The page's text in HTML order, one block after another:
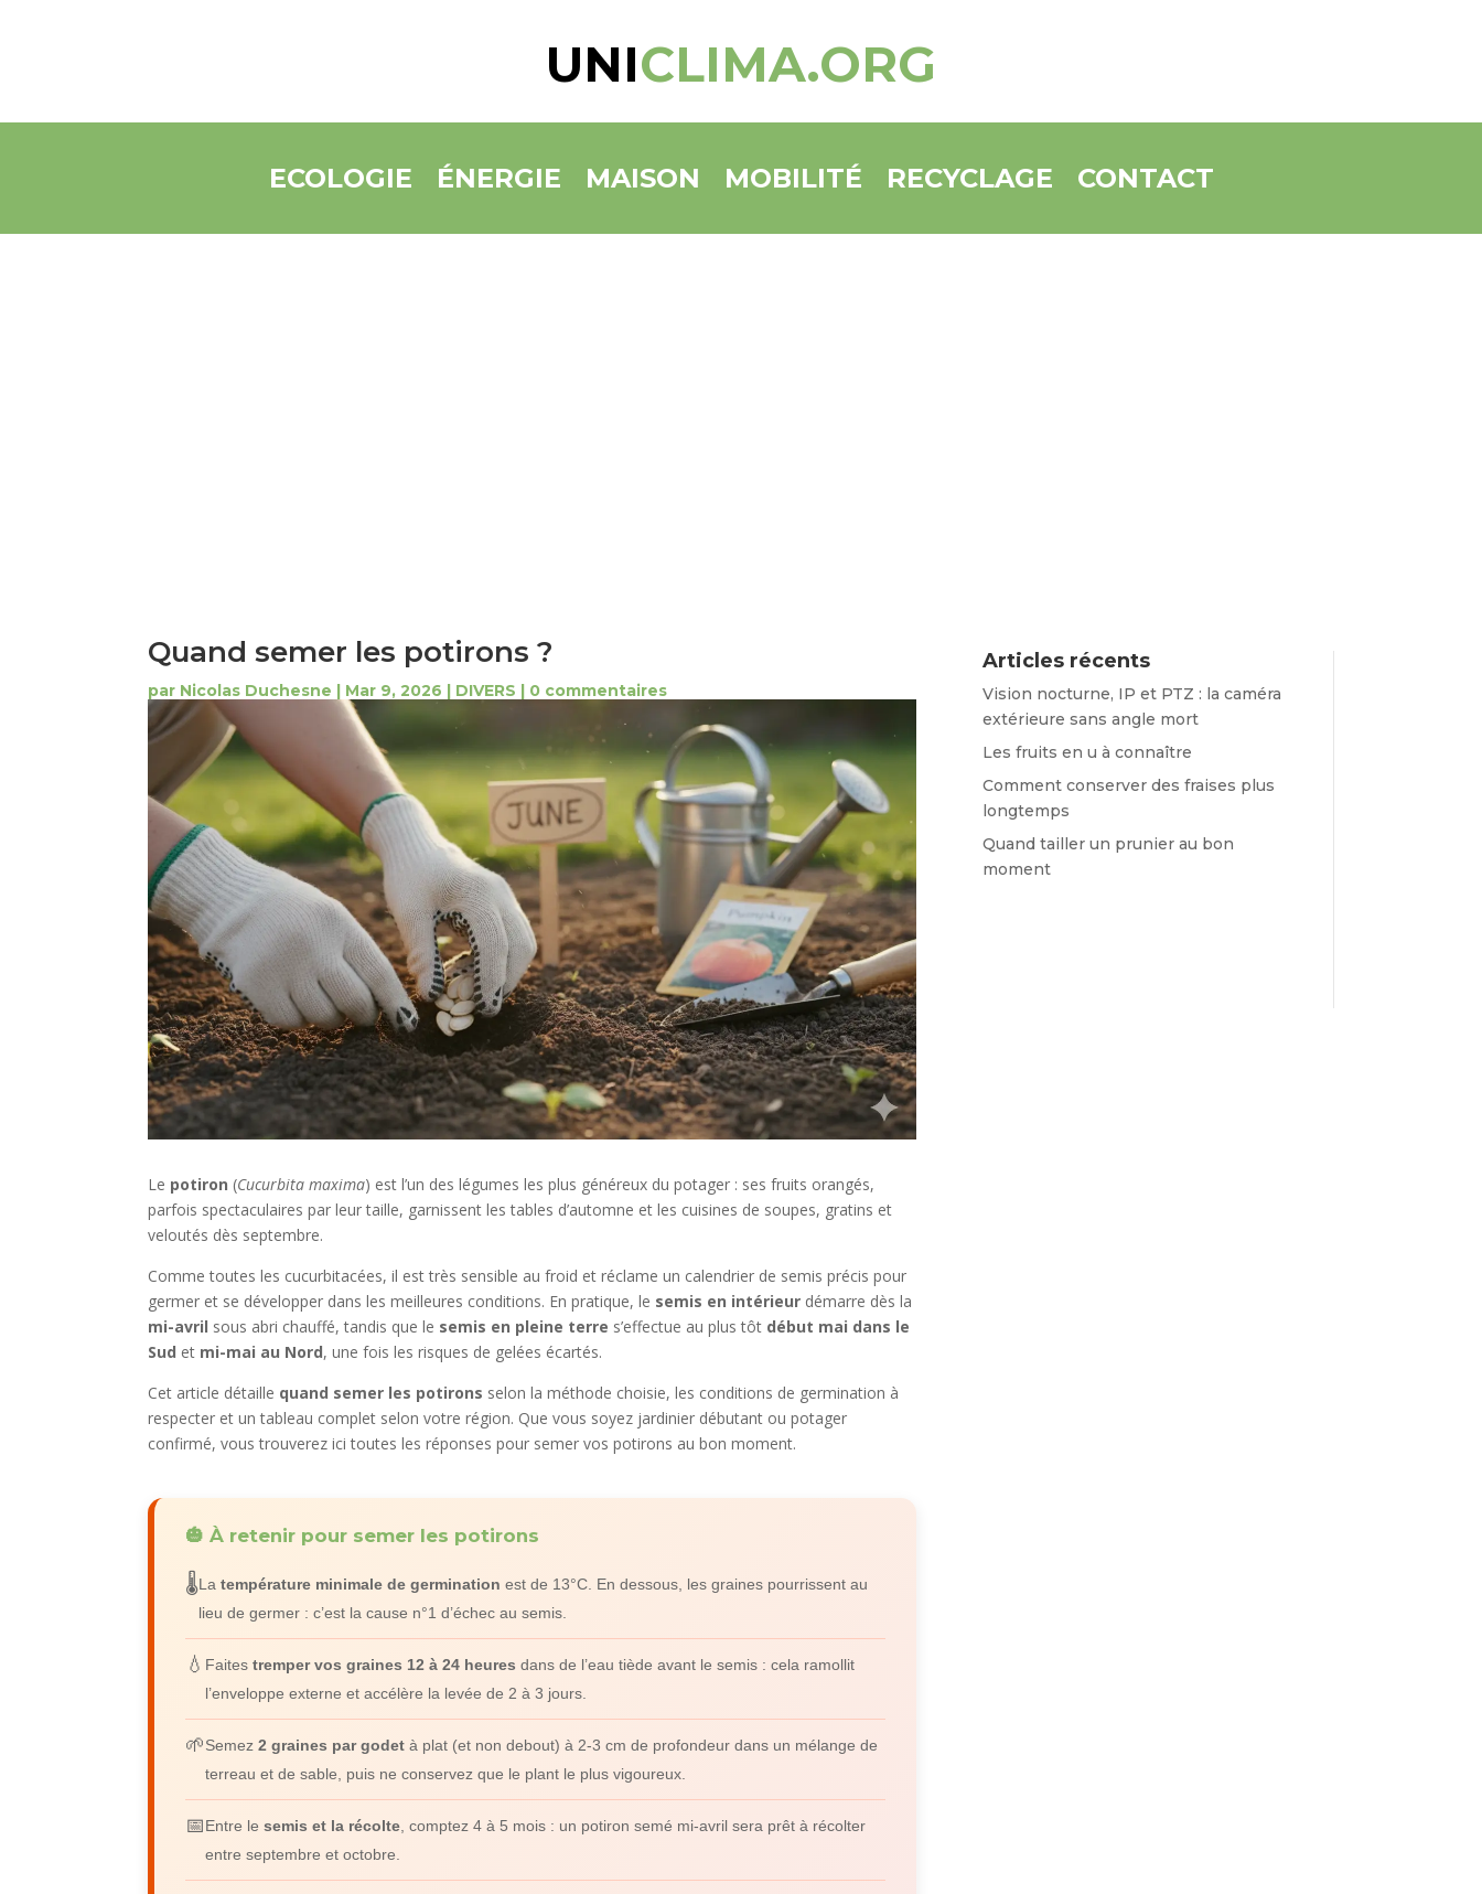
UNICLIMA.ORG
ECOLOGIE ÉNERGIE MAISON MOBILITÉ RECYCLAGE CONTACT
Quand semer les potirons ?
par Nicolas Duchesne Mar 9, 2026 DIVERS 0 commentaires
Le potiron (Cucurbita maxima) est l’un des légumes les plus généreux du potager : ses fruits orangés,
parfois spectaculaires par leur taille, garnissent les tables d’automne et les cuisines de soupes, gratins et
veloutés dès septembre.
Comme toutes les cucurbitacées, il est très sensible au froid et réclame un calendrier de semis précis pour
germer et se développer dans les meilleures conditions. En pratique, le semis en intérieur démarre dès la
mi-avril sous abri chauffé, tandis que le semis en pleine terre s’effectue au plus tôt début mai dans le
Sud et mi-mai au Nord, une fois les risques de gelées écartés.
Cet article détaille quand semer les potirons selon la méthode choisie, les conditions de germination à
respecter et un tableau complet selon votre région. Que vous soyez jardinier débutant ou potager
confirmé, vous trouverez ici toutes les réponses pour semer vos potirons au bon moment.
🎃 À retenir pour semer les potirons
🌡️Latempérature minimale de germination est de 13°C. En dessous, les graines pourrissent au
lieu de germer : c’est la cause n°1 d’échec au semis.
💧 Faitestremper vos graines 12 à 24 heures dans de l’eau tiède avant le semis : cela ramollit
l’enveloppe externe et accélère la levée de 2 à 3 jours.
🌱Semez2 graines par godet à plat (et non debout) à 2-3 cm de profondeur dans un mélange de
terreau et de sable, puis ne conservez que le plant le plus vigoureux.
📅Entre lesemis et la récolte, comptez 4 à 5 mois : un potiron semé mi-avril sera prêt à récolter
entre septembre et octobre.
Articles récents
Vision nocturne, IP et PTZ : la caméra
extérieure sans angle mort
Les fruits en u à connaître
Comment conserver des fraises plus
longtemps
Quand tailler un prunier au bon
moment